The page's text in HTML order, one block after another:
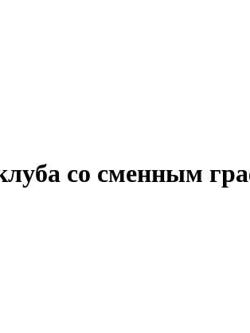
со сменным